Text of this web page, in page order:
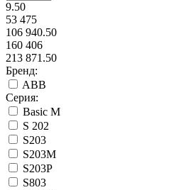
9.50
53 475
106 940.50
160 406
213 871.50
Бренд:
ABB
Серия:
Basic M
S 202
S203
S203М
S203Р
S803